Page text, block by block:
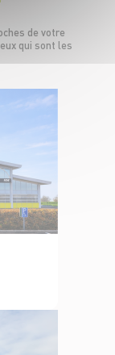
de votre
qui sont les